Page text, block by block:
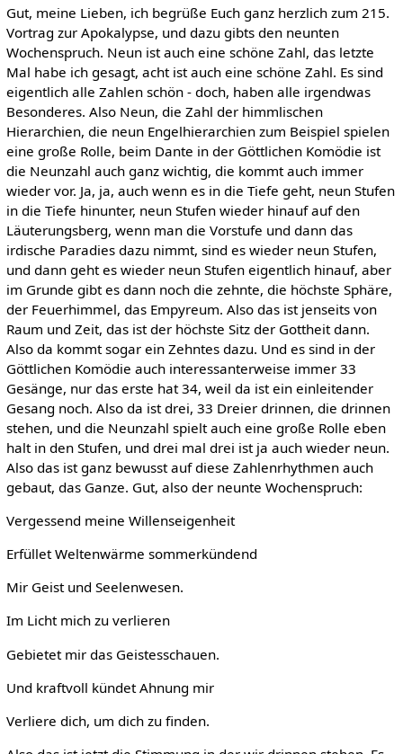
Gut, meine Lieben, ich begrüße Euch ganz herzlich zum 215.
Vortrag zur Apokalypse, und dazu gibts den neunten
Wochenspruch. Neun ist auch eine schöne Zahl, das letzte
Mal habe ich gesagt, acht ist auch eine schöne Zahl. Es sind
eigentlich alle Zahlen schön - doch, haben alle irgendwas
Besonderes. Also Neun, die Zahl der himmlischen
Hierarchien, die neun Engelhierarchien zum Beispiel spielen
eine große Rolle, beim Dante in der Göttlichen Komödie ist
die Neunzahl auch ganz wichtig, die kommt auch immer
wieder vor. Ja, ja, auch wenn es in die Tiefe geht, neun Stufen
in die Tiefe hinunter, neun Stufen wieder hinauf auf den
Läuterungsberg, wenn man die Vorstufe und dann das
irdische Paradies dazu nimmt, sind es wieder neun Stufen,
und dann geht es wieder neun Stufen eigentlich hinauf, aber
im Grunde gibt es dann noch die zehnte, die höchste Sphäre,
der Feuerhimmel, das Empyreum. Also das ist jenseits von
Raum und Zeit, das ist der höchste Sitz der Gottheit dann.
Also da kommt sogar ein Zehntes dazu. Und es sind in der
Göttlichen Komödie auch interessanterweise immer 33
Gesänge, nur das erste hat 34, weil da ist ein einleitender
Gesang noch. Also da ist drei, 33 Dreier drinnen, die drinnen
stehen, und die Neunzahl spielt auch eine große Rolle eben
halt in den Stufen, und drei mal drei ist ja auch wieder neun.
Also das ist ganz bewusst auf diese Zahlenrhythmen auch
gebaut, das Ganze. Gut, also der neunte Wochenspruch:
Vergessend meine Willenseigenheit
Erfüllet Weltenwärme sommerkündend
Mir Geist und Seelenwesen.
Im Licht mich zu verlieren
Gebietet mir das Geistesschauen.
Und kraftvoll kündet Ahnung mir
Verliere dich, um dich zu finden.